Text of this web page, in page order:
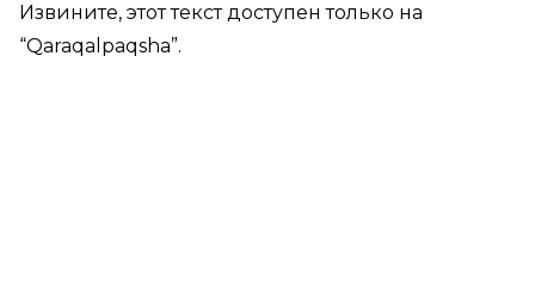
Извините, этот текст доступен только на
“Qaraqalpaqsha”.